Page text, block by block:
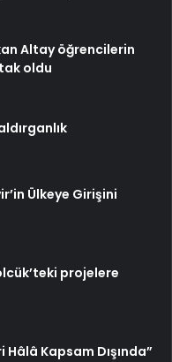
Altay öğrencilerin
oldu
Ülkeye Girişini
projelere
Kapsam Dışında”